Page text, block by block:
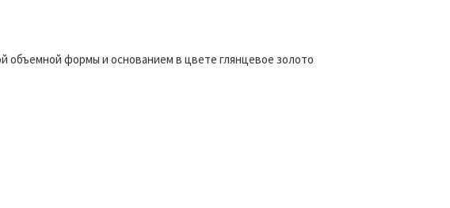
объемной формы и основанием в цвете глянцевое золото